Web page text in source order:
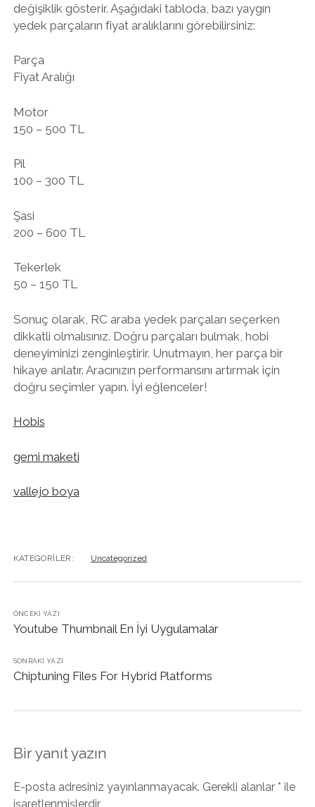
değişiklik gösterir. Aşağıdaki tabloda, bazı yaygın
yedek parçaların fiyat aralıklarını görebilirsiniz:
Parça
Fiyat Aralığı
Motor
150 – 500 TL
Pil
100 – 300 TL
Şasi
200 – 600 TL
Tekerlek
50 – 150 TL
Sonuç olarak, RC araba yedek parçaları seçerken
dikkatli olmalısınız. Doğru parçaları bulmak, hobi
deneyiminizi zenginleştirir. Unutmayın, her parça bir
hikaye anlatır. Aracınızın performansını artırmak için
doğru seçimler yapın. İyi eğlenceler!
Hobis
gemi maketi
vallejo boya
KATEGORILER: Uncategorized
ÖNCEKI YAZI
Youtube Thumbnail En İyi Uygulamalar
SONRAKI YAZI
Chiptuning Files For Hybrid Platforms
Bir yanıt yazın
E-posta adresiniz yayınlanmayacak. Gerekli alanlar * ile
işaretlenmişlerdir